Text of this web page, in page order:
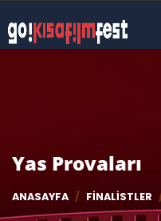
Yas Provaları
ANASAYFA FINALISTLER